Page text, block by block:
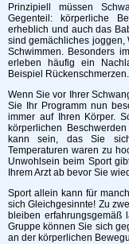
Prinzipiell müssen
Gegenteil: körperliche
erheblich und auch das
sind gemächliches joggen,
Schwimmen. Besonders
erleben häufig ein
Beispiel Rückenschmerzen.
Wenn Sie vor Ihrer
Sie Ihr Programm nun
immer auf Ihren Körper.
körperlichen
kann sein, das Sie
Temperaturen waren zu
Unwohlsein beim Sport
Ihrem Arzt ab bevor Sie
Sport allein kann für
sich Gleichgesinnte! Zu
bleiben
Gruppe können Sie sich
an der körperlichen